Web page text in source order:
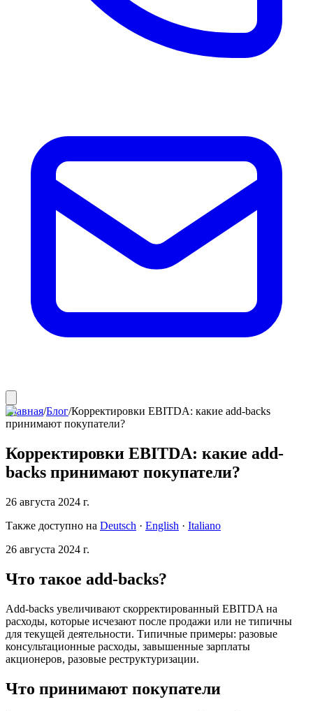
Главная/Блог/Корректировки EBITDA: какие add-backs
принимают покупатели?
Корректировки EBITDA: какие add-
backs принимают покупатели?
26 августа 2024 г.
Также доступно на Deutsch · English · Italiano
26 августа 2024 г.
Что такое add-backs?
Add-backs увеличивают скорректированный EBITDA на
расходы, которые исчезают после продажи или не типичны
для текущей деятельности. Типичные примеры: разовые
консультационные расходы, завышенные зарплаты
акционеров, разовые реструктуризации.
Что принимают покупатели